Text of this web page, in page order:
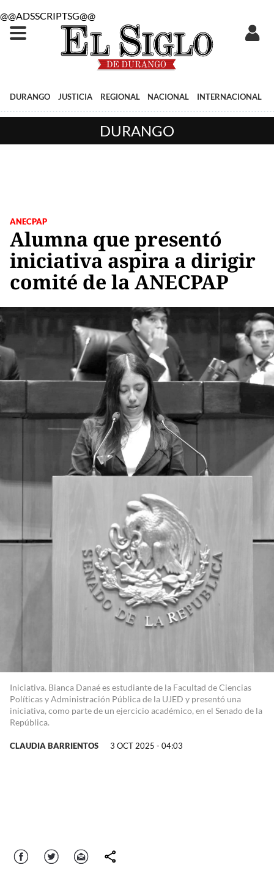
@@ADSSCRIPTSG@@
DURANGO JUSTICIA REGIONAL NACIONAL INTERNACIONAL
DURANGO
ANECPAP
Alumna que presentó
iniciativa aspira a dirigir
comité de la ANECPAP
Iniciativa. Bianca Danaé es estudiante de la Facultad de Ciencias
Políticas y Administración Pública de la UJED y presentó una
iniciativa, como parte de un ejercicio académico, en el Senado de la
República.
CLAUDIA BARRIENTOS 3 OCT 2025 - 04:03
Facebook Twitter Correo comparte